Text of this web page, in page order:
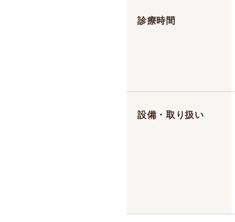
診療時間
設備・取り扱い